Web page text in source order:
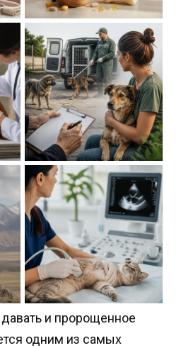
и пророщенное
одним из самых